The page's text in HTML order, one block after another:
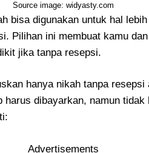
Source image: widyasty.com
bisa digunakan untuk hal
Pilihan ini membuat kamu
jika tanpa resepsi.
hanya nikah tanpa resepsi
harus dibayarkan, namun
Advertisements